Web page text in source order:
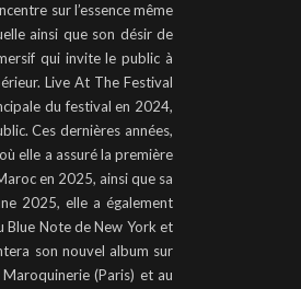
sur l’essence même
ainsi que son désir de
qui invite le public à
Live At The Festival
du festival en 2024,
Ces dernières années,
elle a assuré la première
en 2025, ainsi que sa
2025, elle a également
Blue Note de New York et
son nouvel album sur
(Paris) et au